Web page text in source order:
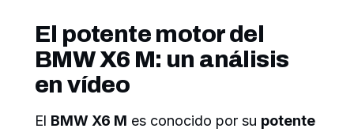
El potente motor del
BMW X6 M: un análisis
en vídeo
El BMW X6 M es conocido por su potente